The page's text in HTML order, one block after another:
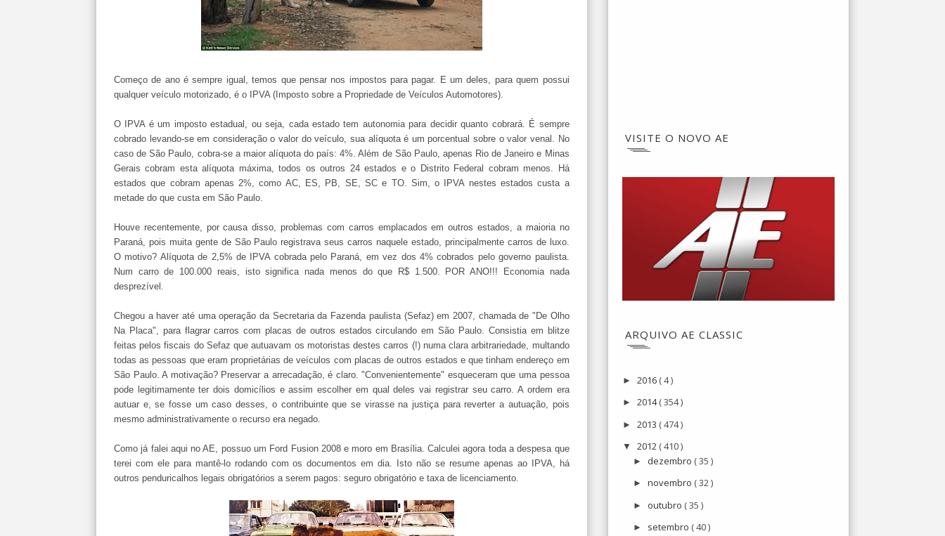
Começo de ano é sempre igual, temos que pensar nos impostos para pagar. E um deles, para quem possui
qualquer veículo motorizado, é o IPVA (Imposto sobre a Propriedade de Veículos Automotores).
O IPVA é um imposto estadual, ou seja, cada estado tem autonomia para decidir quanto cobrará. É sempre
cobrado levando-se em consideração o valor do veículo, sua alíquota é um porcentual sobre o valor venal. No
caso de São Paulo, cobra-se a maior alíquota do país: 4%. Além de São Paulo, apenas Rio de Janeiro e Minas
Gerais cobram esta alíquota máxima, todos os outros 24 estados e o Distrito Federal cobram menos. Há
estados que cobram apenas 2%, como AC, ES, PB, SE, SC e TO. Sim, o IPVA nestes estados custa a
metade do que custa em São Paulo.
Houve recentemente, por causa disso, problemas com carros emplacados em outros estados, a maioria no
Paraná, pois muita gente de São Paulo registrava seus carros naquele estado, principalmente carros de luxo.
O motivo? Alíquota de 2,5% de IPVA cobrada pelo Paraná, em vez dos 4% cobrados pelo governo paulista.
Num carro de 100.000 reais, isto significa nada menos do que R$ 1.500. POR ANO!!! Economia nada
desprezível.
Chegou a haver até uma operação da Secretaria da Fazenda paulista (Sefaz) em 2007, chamada de "De Olho
Na Placa", para flagrar carros com placas de outros estados circulando em São Paulo. Consistia em blitze
feitas pelos fiscais do Sefaz que autuavam os motoristas destes carros (!) numa clara arbitrariedade, multando
todas as pessoas que eram proprietárias de veículos com placas de outros estados e que tinham endereço em
São Paulo. A motivação? Preservar a arrecadação, é claro. "Convenientemente" esqueceram que uma pessoa
pode legitimamente ter dois domicílios e assim escolher em qual deles vai registrar seu carro. A ordem era
autuar e, se fosse um caso desses, o contribuinte que se virasse na justiça para reverter a autuação, pois
mesmo administrativamente o recurso era negado.
Como já falei aqui no AE, possuo um Ford Fusion 2008 e moro em Brasília. Calculei agora toda a despesa que
terei com ele para mantê-lo rodando com os documentos em dia. Isto não se resume apenas ao IPVA, há
outros penduricalhos legais obrigatórios a serem pagos: seguro obrigatório e taxa de licenciamento.
VISITE O NOVO AE
ARQUIVO AE CLASSIC
► 2016 ( 4 )
► 2014( 354 )
► 2013 ( 474 )
▼ 2012 ( 410 )
► dezembro ( 35 )
►novembro ( 32 )
► outubro ( 35 )
► setembro ( 40 )